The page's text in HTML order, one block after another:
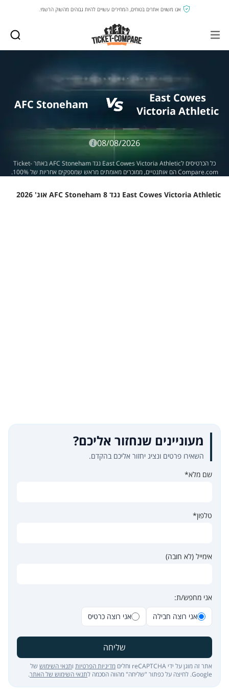
אנו משווים אתרים בטוחים, המחירים עשויים להיות גבוהים מהשוק הרשמי.
East Cowes
Victoria Athletic
AFC Stoneham
08/08/2026
כל הכרטיסים לEast Cowes Victoria Athletic נגד AFC Stoneham באתר Ticket-
Compare.com הם אותנטיים, ממוכרים מאומתים מראש שמספקים אחריות של 100%.
East Cowes Victoria Athletic נגד AFC Stoneham 8 אוג' 2026
מעוניינים שנחזור אליכם?
השאירו פרטים ונציג יחזור אליכם בהקדם.
שם מלא*
טלפון*
אימייל (לא חובה)
אני מחפש/ת:
אני רוצה חבילה
אני רוצה כרטיס
שליחה
אתר זה מוגן על ידי reCAPTCHA וחלים מדיניות הפרטיות ותנאי השימוש של
Google. לחיצה על כפתור "שליחה" מהווה הסכמה ל
תנאי השימוש של האתר.